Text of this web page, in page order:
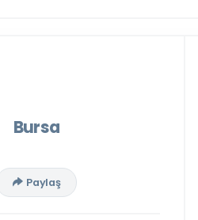
Bursa
Paylaş